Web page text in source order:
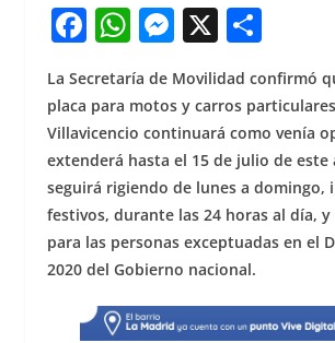
F
c
e
b
o
o
k
W
h
at
s
A
p
p
M
ss
e
n
g
er
X S
h
ar
e
La Secretaría de Movilidad confirmó
placa para motos y carros
Villavicencio continuará como venía
extenderá hasta el 15 de julio de este
seguirá rigiendo de lunes a domingo,
festivos, durante las 24 horas al día,
para las personas exceptuadas en el
2020 del Gobierno nacional.